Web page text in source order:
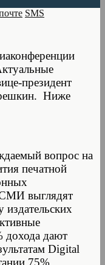
SMS
президент
Ниже
вопрос на
печатной
выглядят
дохода дают
Digital
75%